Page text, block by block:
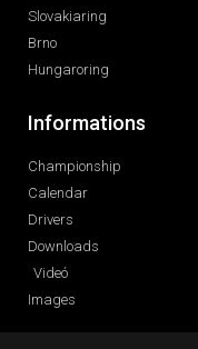
Slovakiaring
Brno
Hungaroring
Informations
Championship
Calendar
Drivers
Downloads
Videó
Images